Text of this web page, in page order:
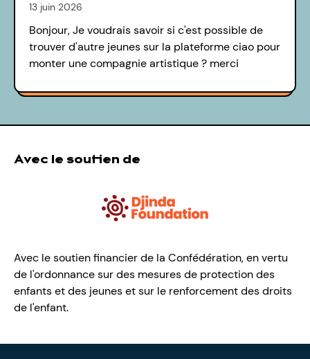
13 juin 2026
Bonjour, Je voudrais savoir si c'est possible de
trouver d'autre jeunes sur la plateforme ciao pour
monter une compagnie artistique ? merci
Avec le soutien de
Avec le soutien financier de la Confédération, en vertu
de l'ordonnance sur des mesures de protection des
enfants et des jeunes et sur le renforcement des droits
de l'enfant.